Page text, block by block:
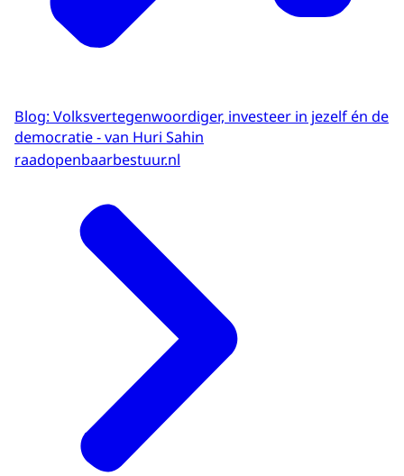
Blog: Volksvertegenwoordiger, investeer in jezelf én de
democratie - van Huri Sahin
raadopenbaarbestuur.nl